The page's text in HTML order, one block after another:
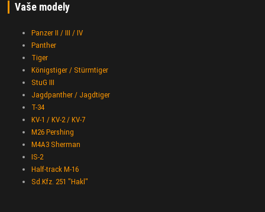
Vaše modely
Panzer II / III / IV
Panther
Tiger
Königstiger / Stürmtiger
StuG III
Jagdpanther / Jagdtiger
T-34
KV-1 / KV-2 / KV-7
M26 Pershing
M4A3 Sherman
IS-2
Half-track M-16
Sd.Kfz. 251 "Hakl"